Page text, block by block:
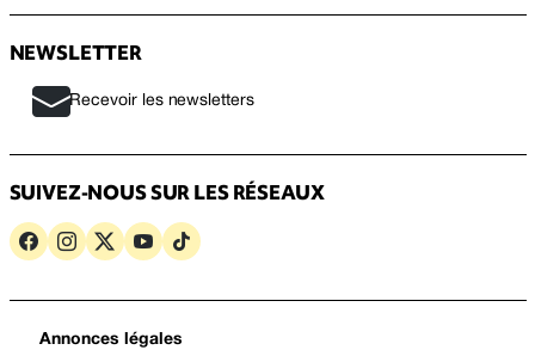
NEWSLETTER
Recevoir les newsletters
SUIVEZ-NOUS SUR LES RÉSEAUX
Annonces légales